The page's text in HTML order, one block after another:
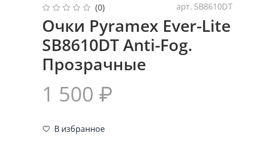
(0) арт. SB8610DT
Очки Pyramex Ever-Lite
SB8610DT Anti-Fog.
Прозрачные
1 500 ₽
В избранное